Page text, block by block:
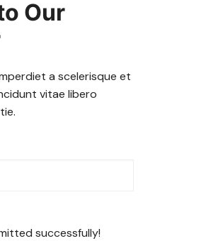
Our
a scelerisque et
vitae libero
successfully!